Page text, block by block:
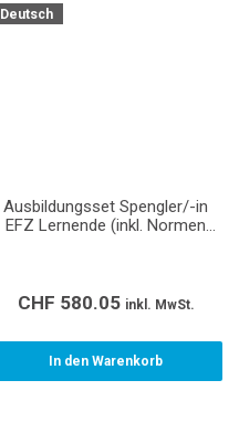
Deutsch
Ausbildungsset Spengler/-in
EFZ Lernende (inkl. Normen
CHF 580.05 inkl. MwSt.
In den Warenkorb